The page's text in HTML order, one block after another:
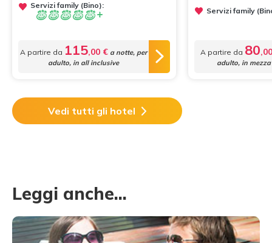
Servizi family (Bino):
A partire da 115,00 € a notte, per
adulto, in all inclusive
Servizi family
A partire da 80
adulto, in
Vedi tutti gli hotel
Leggi anche...